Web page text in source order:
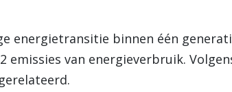
energietransitie binnen één
emissies van energieverbruik.